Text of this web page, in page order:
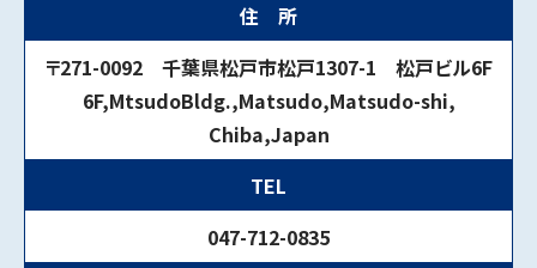
住 所
〒271-0092 千葉県松戸市松戸1307-1 松戸ビル6F
6F,MtsudoBldg.,Matsudo,Matsudo-shi,
Chiba,Japan
TEL
047-712-0835